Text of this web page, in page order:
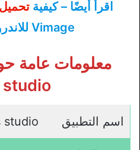
اقرأ أيضًا – كيفية
Vimage للاندرويد والايفون
معلومات عامة
studio
اسم التطبيق studio